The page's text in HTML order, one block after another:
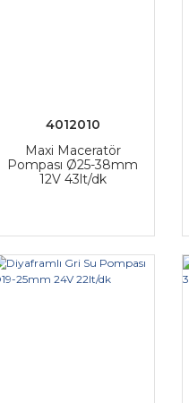
4012010
Maxi Maceratör
Pompası Ø25-38mm
12V 43lt/dk